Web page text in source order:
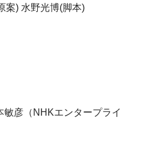
案) 水野光博(脚本)
彦（NHKエンタープライ